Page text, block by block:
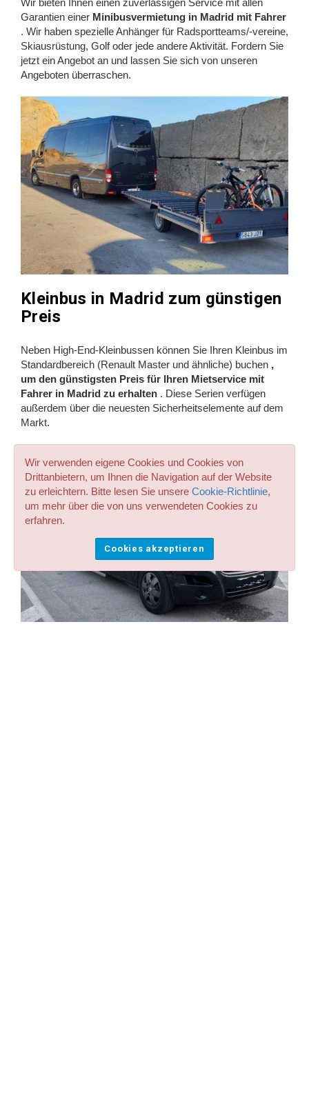
Garantien einer Minibusvermietung in Madrid mit Fahrer
. Wir haben spezielle Anhänger für Radsportteams/-vereine,
Skiausrüstung, Golf oder jede andere Aktivität. Fordern Sie
jetzt ein Angebot an und lassen Sie sich von unseren
Angeboten überraschen.
Kleinbus in Madrid zum günstigen
Preis
Neben High-End-Kleinbussen können Sie Ihren Kleinbus im
Standardbereich (Renault Master und ähnliche) buchen ,
um den günstigsten Preis für Ihren Mietservice mit
Fahrer in Madrid zu erhalten . Diese Serien verfügen
außerdem über die neuesten Sicherheitselemente auf dem
Markt.
Wir verwenden eigene Cookies und Cookies von
Drittanbietern, um Ihnen die Navigation auf der Website
zu erleichtern. Bitte lesen Sie unsere Cookie-Richtlinie,
um mehr über die von uns verwendeten Cookies zu
erfahren.
Cookies akzeptieren